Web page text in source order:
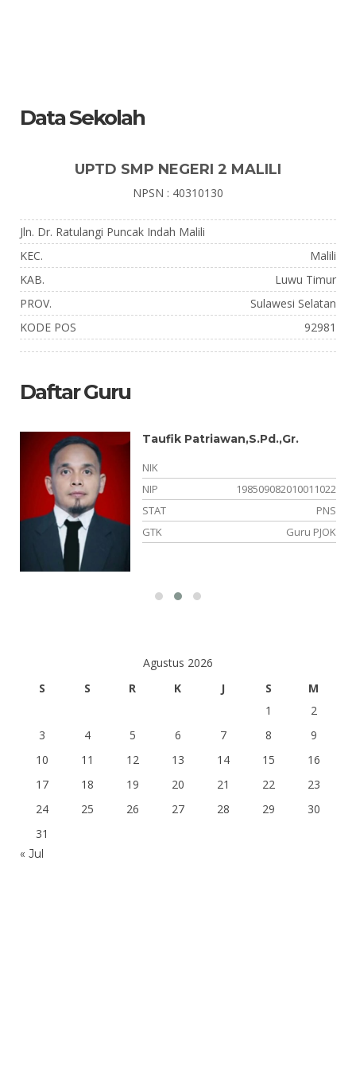
Data Sekolah
UPTD SMP NEGERI 2 MALILI
NPSN : 40310130
Jln. Dr. Ratulangi Puncak Indah Malili
KEC.
Malili
KAB.
Luwu Timur
PROV.
Sulawesi Selatan
KODE POS
92981
Daftar Guru
Taufik Patriawan,S.Pd.,Gr.
NIK
NIP
198509082010011022
STAT
PNS
GTK
Guru PJOK
Agustus 2026
S
S R K J S
M
1
2
3
4 5 6 7 8
9
10
11 12 13 14 15
16
17
18 19 20 21 22
23
24
25 26 27 28 29
30
31
« Jul